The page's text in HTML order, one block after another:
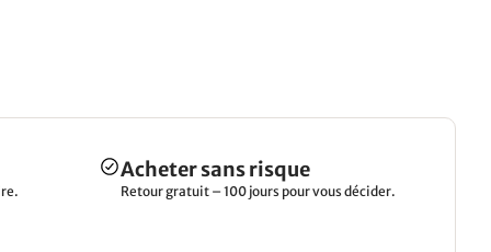
Acheter sans risque
Retour gratuit – 100 jours pour vous décider.